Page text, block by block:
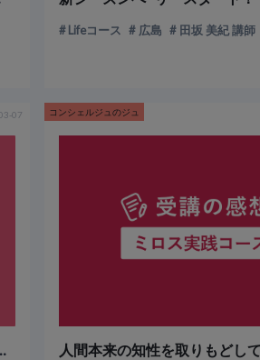
Lifeコース 広島 田坂 美紀 講師
07
ロス ヒアリング”～
コンシェルジュのジュ